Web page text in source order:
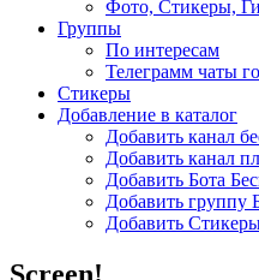
Фото, Стикеры,
Группы
По интересам
Телеграмм чаты
Стикеры
Добавление в каталог
Добавить канал
Добавить канал
Добавить Бота
Добавить группу
Добавить